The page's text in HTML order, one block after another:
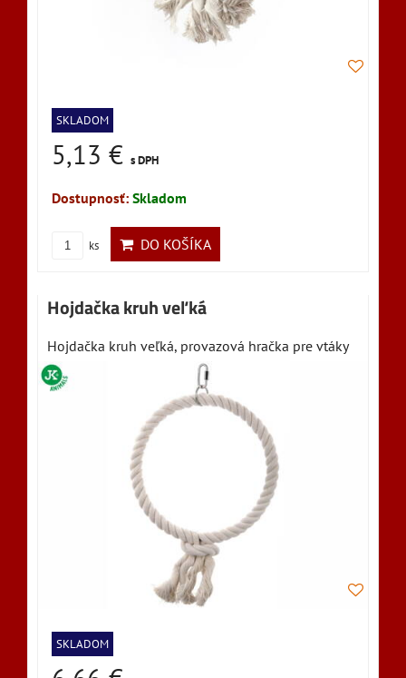
SKLADOM
5,13 € s DPH
Dostupnosť: Skladom
ks DO KOŠÍKA
Hojdačka kruh veľká
Hojdačka kruh veľká, provazová hračka pre vtáky
SKLADOM